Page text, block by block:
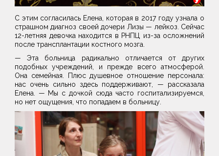
С этим согласилась Елена, которая в 2017 году узнала о
страшном диагноз своей дочери Лизы — лейкоз. Сейчас
12-летняя девочка находится в РНПЦ из-за осложнений
после трансплантации костного мозга.
— Эта больница радикально отличается от других
подобных учреждений, и прежде всего атмосферой.
Она семейная. Плюс душевное отношение персонала:
нас очень сильно здесь поддерживают, — рассказала
Елена. — Мы с дочкой сюда часто госпитализируемся,
но нет ощущения, что попадаем в больницу.